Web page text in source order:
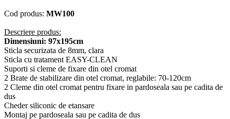
Cod produs: MW100
Descriere produs:
Dimensiuni: 97x195cm
Sticla securizata de 8mm, clara
Sticla cu tratament EASY-CLEAN
Suporti si cleme de fixare din otel cromat
2 Brate de stabilizare din otel cromat, reglabile: 70-120cm
2 Cleme din otel cromat pentru fixare in pardoseala sau pe cadita de
dus
Cheder siliconic de etansare
Montaj pe pardoseala sau pe cadita de dus